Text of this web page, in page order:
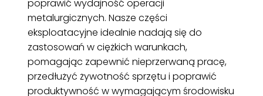
poprawić wydajność operacji
metalurgicznych. Nasze części
eksploatacyjne idealnie nadają się do
zastosowań w ciężkich warunkach,
pomagając zapewnić nieprzerwaną pracę,
przedłużyć żywotność sprzętu i poprawić
produktywność w wymagającym środowisku